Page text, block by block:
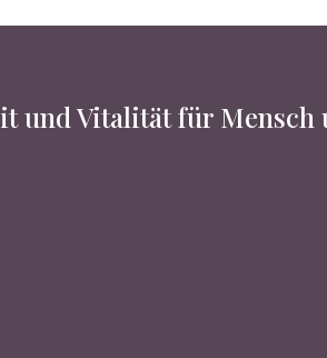
und Vitalität für Mensch